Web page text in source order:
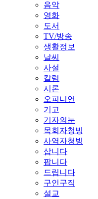
음악
영화
도서
TV/방송
생활정보
날씨
사설
칼럼
시론
오피니언
기고
기자의눈
목회자청빙
사역자청빙
삽니다
팝니다
드립니다
구인구직
설교